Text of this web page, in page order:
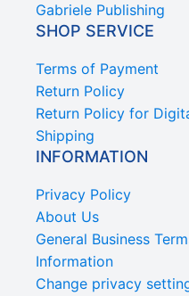
Gabriele Publishing
SHOP SERVICE
Terms of Payment
Return Policy
Return Policy for
Shipping
INFORMATION
Privacy Policy
About Us
General Business
Information
Change privacy